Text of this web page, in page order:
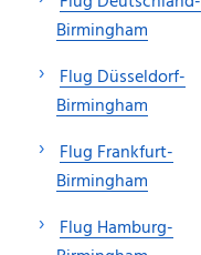
Birmingham
Flug Düsseldorf-
Birmingham
Flug Frankfurt-
Birmingham
Flug Hamburg-